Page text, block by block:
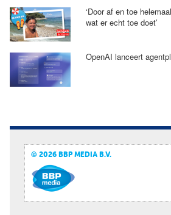
‘Door af en toe
wat er echt toe doet’
OpenAI lanceert
© 2026 BBP MEDIA B.V.